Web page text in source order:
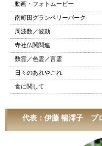
動画・フォトムービー
南町田グランベリーパーク
周波数／波動
寺社仏閣関連
数霊／色霊／言霊
日々のあれやこれ
食に関して
代表：伊藤 暢澪子 プ